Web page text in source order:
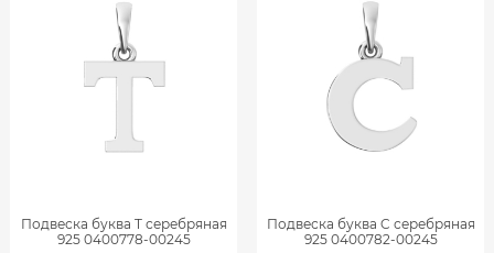
Подвеска буква T серебряная
925 0400778-00245
Подвеска буква C серебряная
925 0400782-00245